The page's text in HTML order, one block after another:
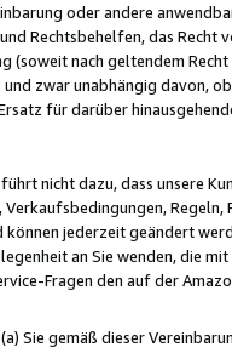
oder andere
Rechtsbehelfen, das
(soweit nach geltendem
zwar unabhängig davon,
für darüber
nicht dazu, dass unsere
jederzeit geändert
an Sie wenden, die
Fragen den auf der
Sie gemäß dieser